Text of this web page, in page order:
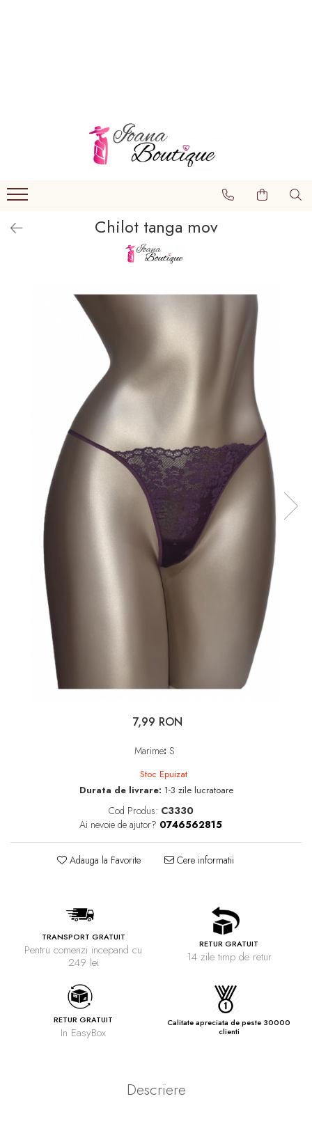
Boxeri brazilieni
Chiloti clasici
Chiloti tanga
Compleuri & body-uri
Halate pareo
Maiouri dama
Chilot tanga mov
7,99 RON
Marime: S
Stoc Epuizat
Durata de livrare: 1-3 zile lucratoare
Cod Produs: C3330
Ai nevoie de ajutor? 0746562815
Adauga la Favorite Cere informatii
TRANSPORT GRATUIT
Pentru comenzi incepand cu
249 lei
RETUR GRATUIT
14 zile timp de retur
RETUR GRATUIT
In EasyBox
Calitate apreciata de peste 30000
clienti
Descriere